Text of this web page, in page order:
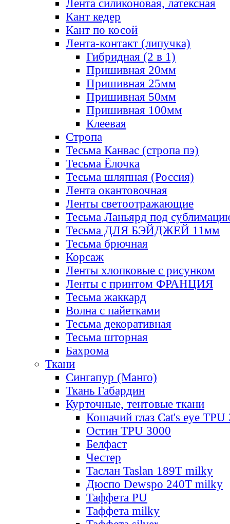
Лента силиконовая, латексная
Кант кедер
Кант по косой
Лента-контакт (липучка)
Гибридная (2 в 1)
Пришивная 20мм
Пришивная 25мм
Пришивная 50мм
Пришивная 100мм
Клеевая
Стропа
Тесьма Канвас (стропа пэ)
Тесьма Ёлочка
Тесьма шляпная (Россия)
Лента окантовочная
Ленты светоотражающие
Тесьма Ланьярд под
Тесьма ДЛЯ БЭЙДЖЕЙ 11мм
Тесьма брючная
Корсаж
Ленты хлопковые с рисунком
Ленты с принтом ФРАНЦИЯ
Тесьма жаккард
Волна с пайетками
Тесьма декоративная
Тесьма шторная
Бахрома
Ткани
Сингапур (Манго)
Ткань Габардин
Курточные, тентовые ткани
Кошачий глаз Cat's eye TPU
Остин TPU 3000
Белфаст
Честер
Таслан Taslan 189T milky
Дюспо Dewspo 240T milky
Таффета PU
Таффета milky